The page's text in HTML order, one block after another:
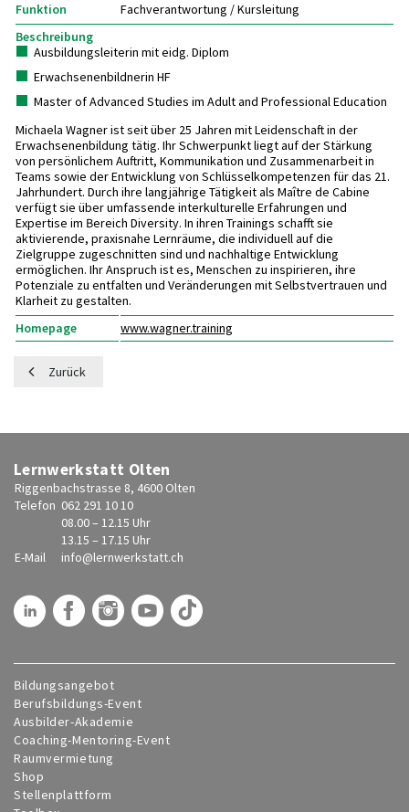
Funktion
Fachverantwortung / Kursleitung
Beschreibung
Ausbildungsleiterin mit eidg. Diplom
Erwachsenenbildnerin HF
Master of Advanced Studies im Adult and Professional Education
Michaela Wagner ist seit über 25 Jahren mit Leidenschaft in der
Erwachsenenbildung tätig. Ihr Schwerpunkt liegt auf der Stärkung
von persönlichem Auftritt, Kommunikation und Zusammenarbeit in
Teams sowie der Entwicklung von Schlüsselkompetenzen für das 21.
Jahrhundert. Durch ihre langjährige Tätigkeit als Maître de Cabine
verfügt sie über umfassende interkulturelle Erfahrungen und
Expertise im Bereich Diversity. In ihren Trainings schafft sie
aktivierende, praxisnahe Lernräume, die individuell auf die
Zielgruppe zugeschnitten sind und nachhaltige Entwicklung
ermöglichen. Ihr Anspruch ist es, Menschen zu inspirieren, ihre
Potenziale zu entfalten und Veränderungen mit Selbstvertrauen und
Klarheit zu gestalten.
Homepage
www.wagner.training
Zurück
Lernwerkstatt Olten
Riggenbachstrasse 8, 4600 Olten
Telefon 062 291 10 10
08.00 – 12.15 Uhr
13.15 – 17.15 Uhr
E-Mail
info@lernwerkstatt.ch
Bildungsangebot
Berufsbildungs-Event
Ausbilder-Akademie
Coaching-Mentoring-Event
Raumvermietung
Shop
Stellenplattform